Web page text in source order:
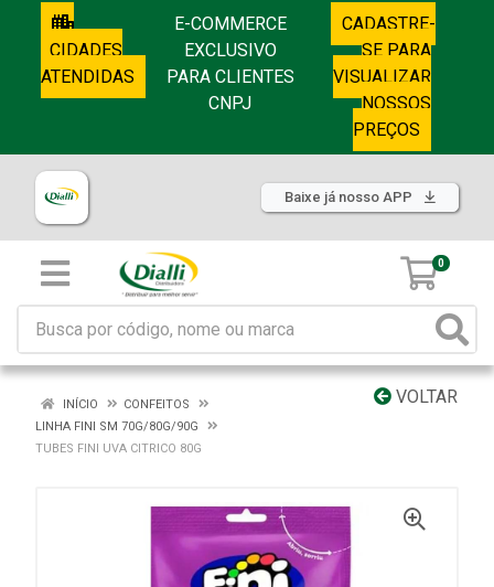
CIDADES
ATENDIDAS
E-COMMERCE
EXCLUSIVO
PARA CLIENTES
CNPJ
CADASTRE-
SE PARA
VISUALIZAR
NOSSOS
PREÇOS
Baixe já nosso APP
0
VOLTAR
INÍCIO
CONFEITOS
LINHA FINI SM 70G/80G/90G
TUBES FINI UVA CITRICO 80G